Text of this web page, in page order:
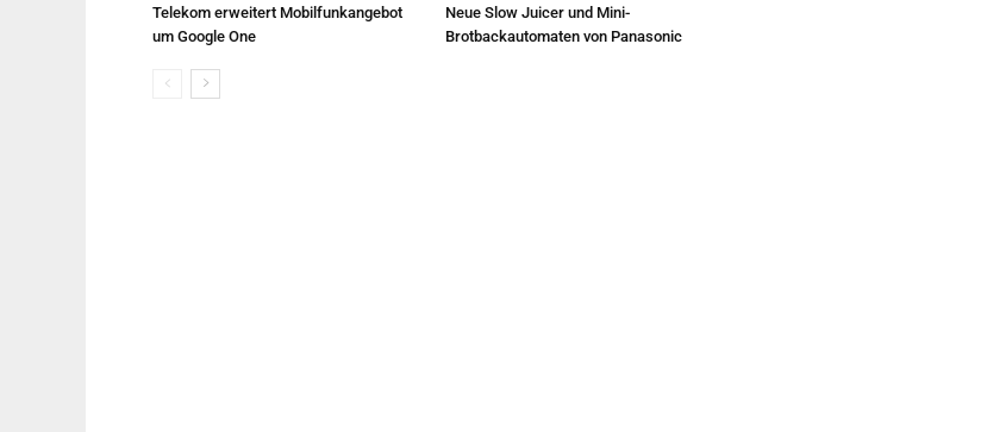
Telekom erweitert Mobilfunkangebot
um Google One
Neue Slow Juicer und Mini-
Brotbackautomaten von Panasonic